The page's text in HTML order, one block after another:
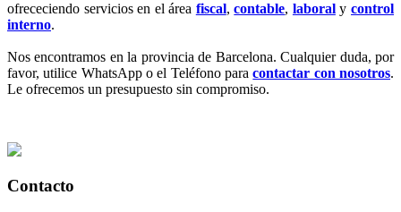
ofrececiendo servicios en el área fiscal,contable, laboral ycontrol
interno.
Nos encontramos en la provincia de Barcelona. Cualquier duda, por
favor, utilice WhatsApp o el Teléfono paracontactar con nosotros.
Le ofrecemos un presupuesto sin compromiso.
Contacto